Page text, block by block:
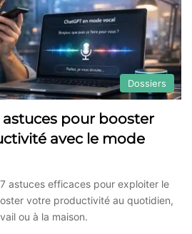
Dossiers
astuces pour booster
avec le mode
astuces efficaces pour exploiter le
votre productivité au quotidien,
ou à la maison.